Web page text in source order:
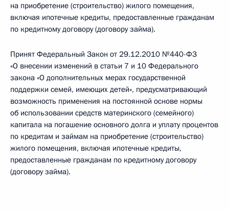
на приобретение (строительство) жилого помещения,
включая ипотечные кредиты, предоставленные гражданам
по кредитному договору (договору займа).
Принят Федеральный Закон от 29.12.2010 №440-ФЗ
«О внесении изменений в статьи 7 и 10 Федерального
закона «О дополнительных мерах государственной
поддержки семей, имеющих детей», предусматривающий
возможность применения на постоянной основе нормы
об использовании средств материнского (семейного)
капитала на погашение основного долга и уплату процентов
по кредитам и займам на приобретение (строительство)
жилого помещения, включая ипотечные кредиты,
предоставленные гражданам по кредитному договору
(договору займа).